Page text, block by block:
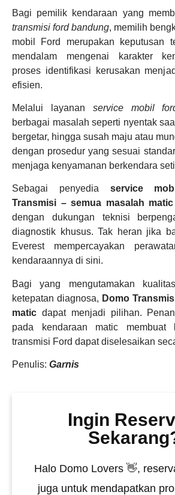
Bagi pemilik kendaraan yang
transmisi ford bandung, memilih
mobil Ford merupakan keputusan
mendalam mengenai karakter
proses identifikasi kerusakan
efisien.
Melalui layanan service mobil
berbagai masalah seperti nyentak
bergetar, hingga susah maju atau
dengan prosedur yang sesuai
menjaga kenyamanan berkendara
Sebagai penyedia service
Transmisi – semua masalah
dengan dukungan teknisi
diagnostik khusus. Tak heran jika
Everest mempercayakan
kendaraannya di sini.
Bagi yang mengutamakan
ketepatan diagnosa, Domo
matic dapat menjadi pilihan.
pada kendaraan matic membuat
transmisi Ford dapat diselesaikan
Penulis: Garnis
Ingin
Halo Domo Lovers 👋,
juga untuk mendapatkan